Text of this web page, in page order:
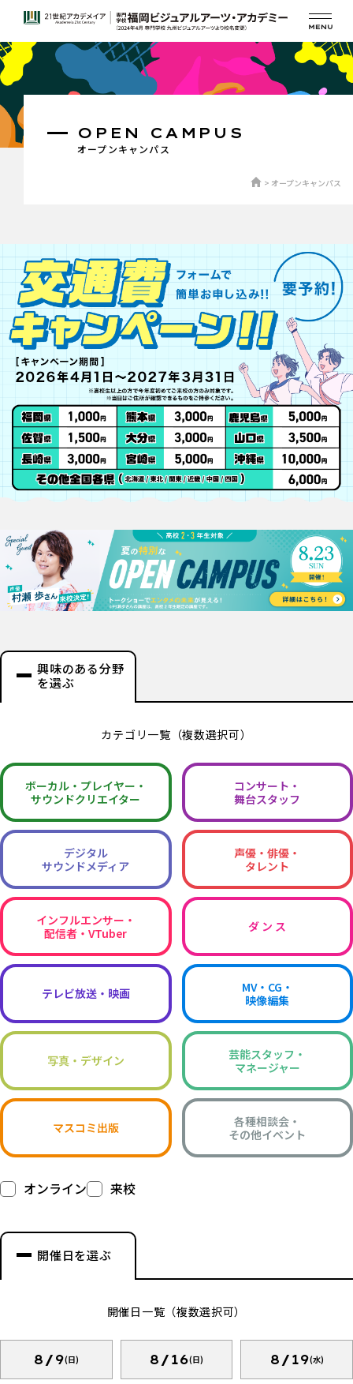
オープンキャンパス
OPEN CAMPUS
オープンキャンパス
興味のある分野
を選ぶ
カテゴリ一覧（複数選択可）
ボーカル・ プレイヤー・
サウンドクリエイター
コンサート・
舞台スタッフ
デジタル
サウンドメディア
声優・俳優・
タレント
インフルエンサー・
配信者・VTuber
ダ ン ス
テレビ放送・映画
MV・CG・
映像編集
写真・デザイン
芸能スタッフ・
マネージャー
マスコミ出版
各種相談会・
その他イベント
オンライン 来校
開催日を選ぶ
開催日一覧（複数選択可）
8/9(日) 8/16(日) 8/19(水)